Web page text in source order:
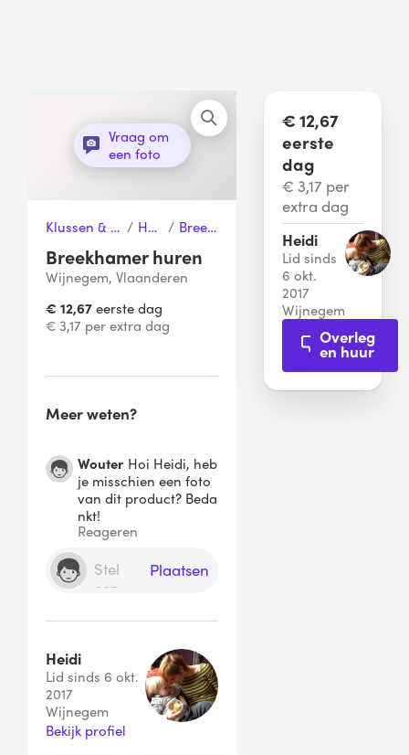
Vraag om
een foto
Klussen & Gereedschap / Hamers / Breekhamer
Breekhamer huren
Wijnegem, Vlaanderen
€ 12,67eerste dag
€ 3,17 per extra dag
Meer weten?
Wouter Hoi Heidi, heb
je misschien een foto
van dit product? Beda
nkt!
Reageren
Plaatsen
Heidi
Lid sinds 6 okt.
2017
Wijnegem
Bekijk profiel
€ 12,67
eerste
dag
€ 3,17 per
extra dag
Heidi
Lid sinds
6 okt.
2017
Wijnegem
Overleg
en huur